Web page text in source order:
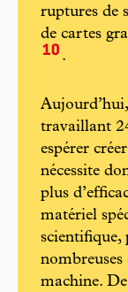
ruptures de
de cartes
10 .
travaillant
espérer
nécessite
plus
matériel
scientifique,
machine.